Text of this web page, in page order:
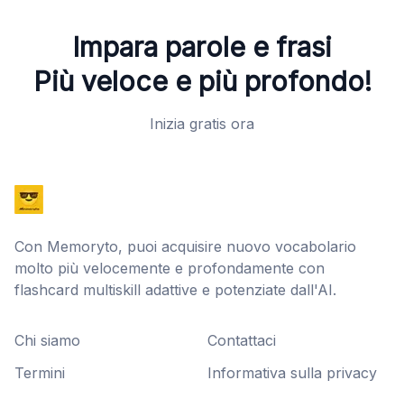
Impara parole e frasi
Più veloce e più profondo!
Inizia gratis ora
Con Memoryto, puoi acquisire nuovo vocabolario
molto più velocemente e profondamente con
flashcard multiskill adattive e potenziate dall'AI.
Chi siamo
Contattaci
Termini
Informativa sulla privacy